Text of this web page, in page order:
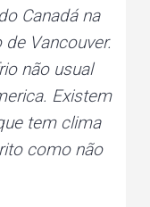
Canadá na
Vancouver.
não usual
Existem
tem clima
como não